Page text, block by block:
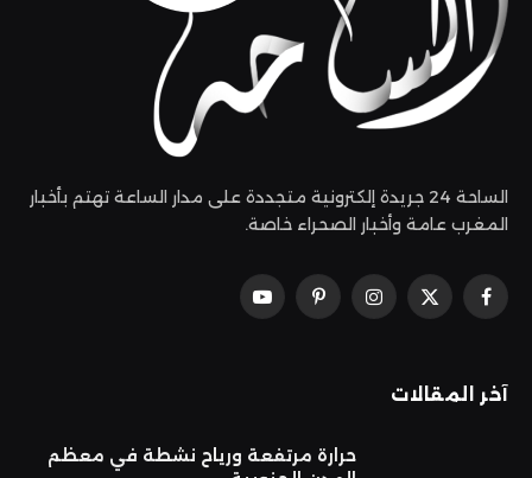
الساحة 24 جريدة إلكترونية متجددة على مدار الساعة تهتم بأخبار
المغرب عامة وأخبار الصحراء خاصة.
فيسبوك
X
الانستغرامبينتيريستيوتيوب
آخر المقالات
حرارة مرتفعة ورياح نشطة في معظم